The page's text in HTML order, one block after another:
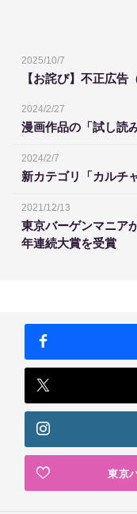
2025/10/7
【お詫び】不正広告
2024/2/27
漫画作品の「試し読
2024/2/7
新カテゴリ「カルチ
2021/12/13
東京バーゲンマニア
年連続大賞を受賞
東京